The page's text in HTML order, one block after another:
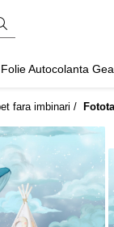
Folie Autocolanta
fara imbinari /